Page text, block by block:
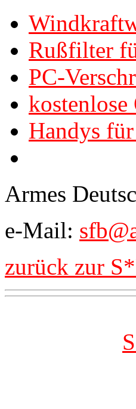
Rußfilter
PC-
kostenlose
Handys
Armes
e-Mail:
zurück zur